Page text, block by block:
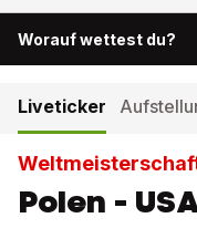
Worauf wettest du?
Liveticker
Polen -